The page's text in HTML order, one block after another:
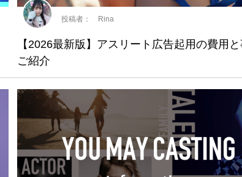
【2026最新版】アスリート広告起用の費用
ご紹介
投稿者： Rina